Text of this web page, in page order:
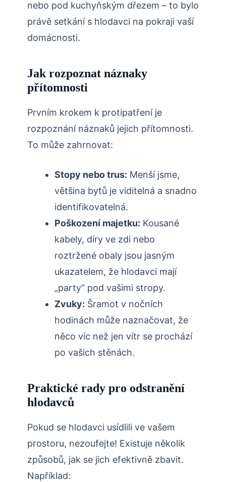
nebo pod kuchyňským dřezem – to bylo
právě setkání s hlodavci na‌ pokraji⁢ vaší
domácnosti.
Jak rozpoznat náznaky
přítomnosti
Prvním krokem k protipatření⁤ je
rozpoznání ⁣náznaků jejich přítomnosti.
To může zahrnovat:
Stopy nebo trus: Menší jsme,
většina bytů⁢ je viditelná a snadno
identifikovatelná.
Poškození majetku: Kousané
kabely, díry ve zdi nebo
roztržené obaly jsou jasným
ukazatelem, že hlodavci mají
„party“ pod vašimi‍ stropy.
Zvuky: Šramot v nočních
hodinách může naznačovat, že
něco víc než jen vítr⁣ se ‍prochází
po vašich‌ stěnách.
Praktické rady​ pro odstranění
hlodavců
Pokud se hlodavci usídlili ve vašem
prostoru,⁢ nezoufejte! Existuje několik
‌způsobů, jak se jich efektivně zbavit.
Například: